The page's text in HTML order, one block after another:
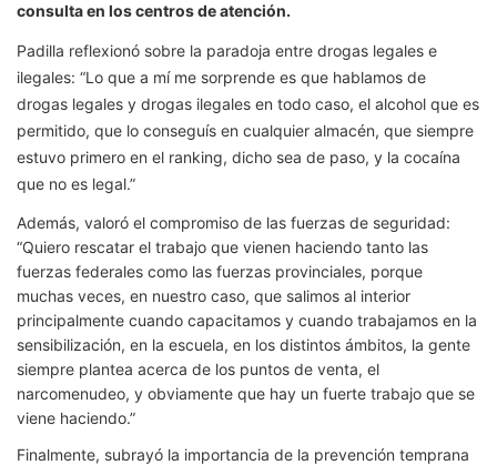
consulta en los centros de atención.
Padilla reflexionó sobre la paradoja entre drogas legales e
ilegales: “Lo que a mí me sorprende es que hablamos de
drogas legales y drogas ilegales en todo caso, el alcohol que es
permitido, que lo conseguís en cualquier almacén, que siempre
estuvo primero en el ranking, dicho sea de paso, y la cocaína
que no es legal.”
Además, valoró el compromiso de las fuerzas de seguridad:
“Quiero rescatar el trabajo que vienen haciendo tanto las
fuerzas federales como las fuerzas provinciales, porque
muchas veces, en nuestro caso, que salimos al interior
principalmente cuando capacitamos y cuando trabajamos en la
sensibilización, en la escuela, en los distintos ámbitos, la gente
siempre plantea acerca de los puntos de venta, el
narcomenudeo, y obviamente que hay un fuerte trabajo que se
viene haciendo.”
Finalmente, subrayó la importancia de la prevención temprana